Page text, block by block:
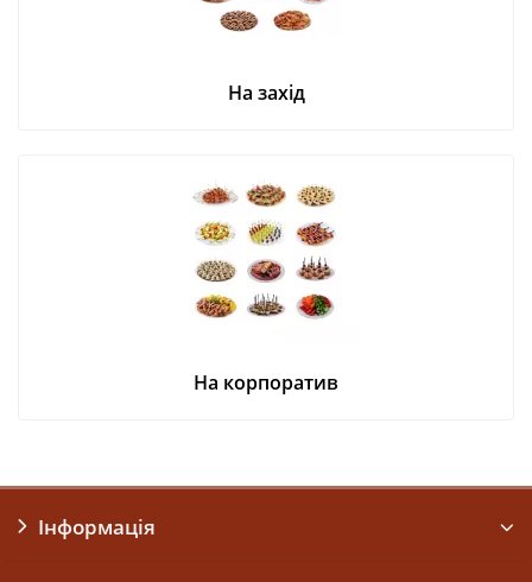
На захід
На корпоратив
Інформація